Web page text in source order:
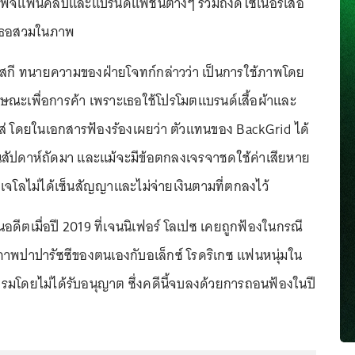
อสวมในภาพ
กี ทนายความของฝ่ายโจทก์กล่าวว่า เป็นการใช้ภาพโดย
ะเพื่อการค้า เพราะเธอใช้โปรโมตแบรนด์เสื้อผ้าและ
โดยในเอกสารฟ้องร้องเผยว่า ตัวแทนของ BackGrid ได้
ปดาห์ถัดมา และแม้จะมีข้อตกลงเจรจาชดใช้ค่าเสียหาย
โลไม่ได้เซ็นสัญญาและไม่จ่ายเงินตามที่ตกลงไว้
ดีตเมื่อปี 2019 ที่เจนนิเฟอร์ โลเปซ เคยถูกฟ้องในกรณี
ปาปารัซซีของตนเองกับอเล็กซ์ โรดริเกซ แฟนหนุ่มใน
โดยไม่ได้รับอนุญาต ซึ่งคดีนี้จบลงด้วยการถอนฟ้องในปี